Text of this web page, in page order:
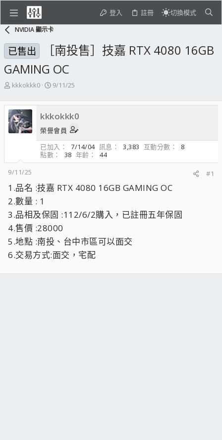
登入 註冊 切換模式
NVIDIA 顯示卡
已售出
［南投售］技嘉 RTX 4080 16GB
GAMING OC
主
發
起
人
kkkokkk0
開
日
期
9/11/25
kkkokkk0
榮譽會員
已加入
7/14/04 訊息 3,383 互動分數
8
點數
38 年齡
44
9/11/25
#1
1.品名 :技嘉 RTX 4080 16GB GAMING OC
2.數量 : 1
3.品相及保固 :112/6/2購入，已註冊五年保固
4.售價 :28000
5.地點 :南投、台中市區可以面交
6.交易方式:面交，宅配